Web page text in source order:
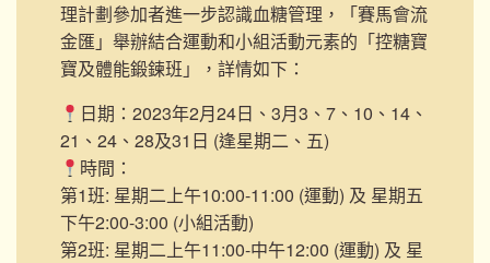
理計劃參加者進一步認識血糖管理，「賽馬會流
金匯」舉辦結合運動和小組活動元素的「控糖寶
寶及體能鍛鍊班」，詳情如下：
日期：2023年2月24日、3月3、7、10、14、
21、24、28及31日 (逢星期二、五)
時間：
第1班: 星期二上午10:00-11:00 (運動) 及 星期五
下午2:00-3:00 (小組活動)
第2班: 星期二上午11:00-中午12:00 (運動) 及 星